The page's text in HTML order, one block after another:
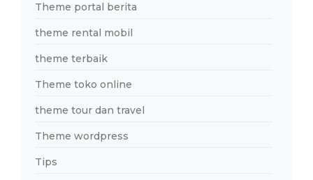
Theme portal berita
theme rental mobil
theme terbaik
Theme toko online
theme tour dan travel
Theme wordpress
Tips